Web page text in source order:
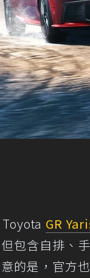
GR
包含自排、
的是，官方